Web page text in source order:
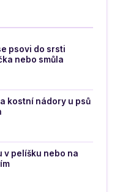
psovi do srsti
nebo smůla
kostní nádory u psů
v pelíšku nebo na